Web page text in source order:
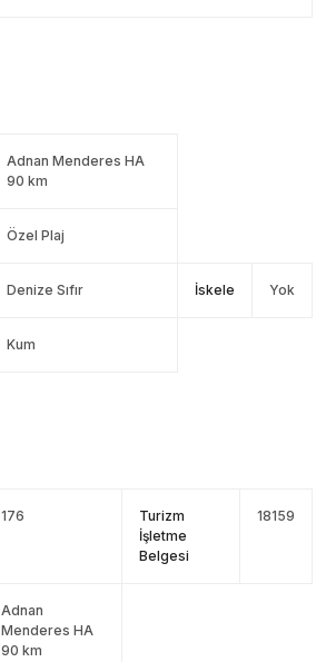
Adnan Menderes HA
90 km
Özel Plaj
Denize Sıfır İskele Yok
Kum
176
Turizm
İşletme
Belgesi
18159
Adnan
Menderes HA
90 km